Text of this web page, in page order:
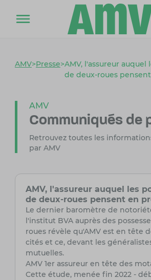
AMV>Presse>AMV, l'assureur auquel
de deux-roues
AMV
Communiqués de
Retrouvez toutes les
par AMV
AMV, l'assureur auquel les
de deux-roues pensent en
Le dernier baromètre de
l'institut BVA auprès des
roues révèle qu'AMV est en tête
cités et ce, devant les
mutuelles.
AMV 1er assureur en tête des
Cette étude, menée fin 2022 -